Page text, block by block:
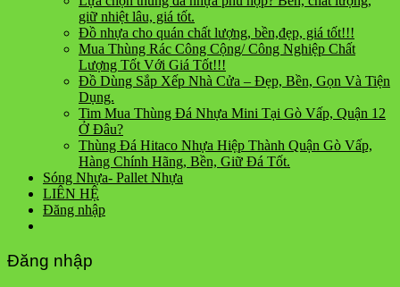
giữ nhiệt lâu, giá tốt.
Đồ nhựa cho quán chất lượng, bền,đẹp, giá tốt!!!
Mua Thùng Rác Công Cộng/ Công Nghiệp Chất
Lượng Tốt Với Giá Tốt!!!
Đồ Dùng Sắp Xếp Nhà Cửa – Đẹp, Bền, Gọn Và Tiện
Dụng.
Tim Mua Thùng Đá Nhựa Mini Tại Gò Vấp, Quận 12
Ở Đâu?
Thùng Đá Hitaco Nhựa Hiệp Thành Quận Gò Vấp,
Hàng Chính Hãng, Bền, Giữ Đá Tốt.
Sóng Nhựa- Pallet Nhựa
LIÊN HỆ
Đăng nhập
Đăng nhập